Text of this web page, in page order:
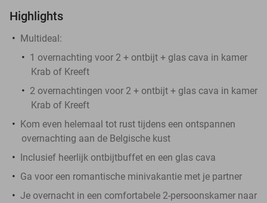
Highlights
Multideal:
1 overnachting voor 2 + ontbijt + glas cava in kamer
Krab of Kreeft
2 overnachtingen voor 2 + ontbijt + glas cava in kamer
Krab of Kreeft
Kom even helemaal tot rust tijdens een ontspannen
overnachting aan de Belgische kust
Inclusief heerlijk ontbijtbuffet en een glas cava
Ga voor een romantische minivakantie met je partner
Je overnacht in een comfortabele 2-persoonskamer naar